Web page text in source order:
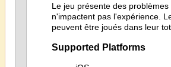
Le jeu présente des problèmes
n'impactent pas l'expérience.
peuvent être joués dans leur
Supported Platforms